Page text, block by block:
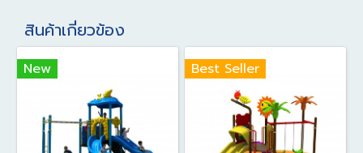
สินค้าเกี่ยวข้อง
New Best Seller